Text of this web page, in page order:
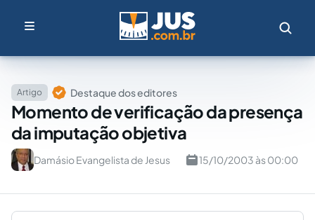
Artigo Destaque dos editores
Momento de verificação da presença
da imputação objetiva
Damásio Evangelista de Jesus 15/10/2003 às 00:00